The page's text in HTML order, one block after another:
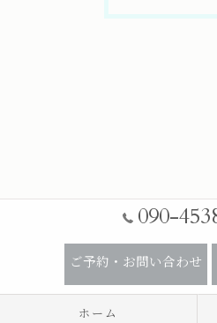
090-
ご予約・お問い合わせ
ホーム